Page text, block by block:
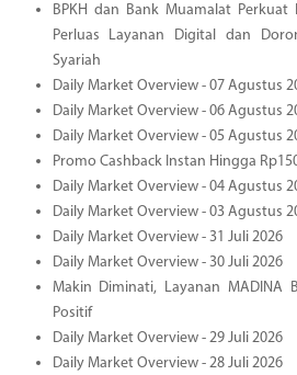
BPKH dan Bank Muamalat Perkuat
Perluas Layanan Digital dan
Syariah
Daily Market Overview - 07 Agustus
Daily Market Overview - 06 Agustus
Daily Market Overview - 05 Agustus
Promo Cashback Instan Hingga
Daily Market Overview - 04 Agustus
Daily Market Overview - 03 Agustus
Daily Market Overview - 31 Juli 2026
Daily Market Overview - 30 Juli 2026
Makin Diminati, Layanan MADINA
Positif
Daily Market Overview - 29 Juli 2026
Daily Market Overview - 28 Juli 2026